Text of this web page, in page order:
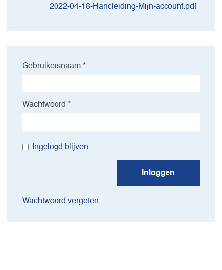
2022-04-18-Handleiding-Mijn-account.pdf
Gebruikersnaam *
Wachtwoord *
Ingelogd blijven
Inloggen
Wachtwoord vergeten